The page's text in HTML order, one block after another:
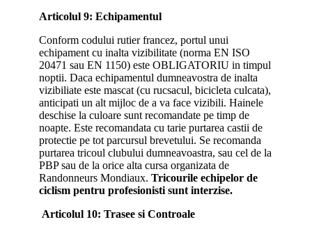
Articolul 9: Echipamentul
Conform codului rutier francez, portul unui
echipament cu inalta vizibilitate (norma EN ISO
20471 sau EN 1150) este OBLIGATORIU in timpul
noptii. Daca echipamentul dumneavostra de inalta
vizibiliate este mascat (cu rucsacul, bicicleta culcata),
anticipati un alt mijloc de a va face vizibili. Hainele
deschise la culoare sunt recomandate pe timp de
noapte. Este recomandata cu tarie purtarea castii de
protectie pe tot parcursul brevetului. Se recomanda
purtarea tricoul clubului dumneavoastra, sau cel de la
PBP sau de la orice alta cursa organizata de
Randonneurs Mondiaux. Tricourile echipelor de
ciclism pentru profesionisti sunt interzise.
Articolul 10: Trasee si Controale